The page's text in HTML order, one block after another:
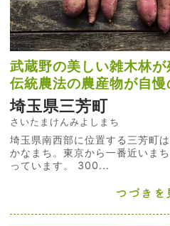
武蔵野の美しい雑木林が
伝統農法の農産物が自慢
埼玉県三芳町
さいたまけんみよしまち
埼玉県南西部に位置する三芳町
かなまち。東京から一番近いま
っています。 300...
つづきを